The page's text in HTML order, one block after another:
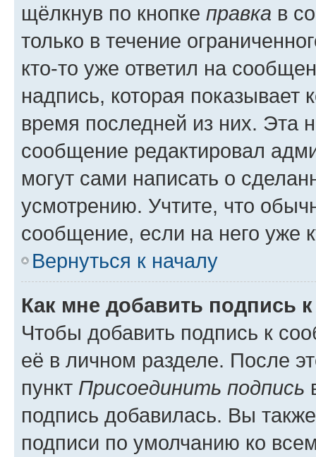
щёлкнув по кнопке правка в
только в течение
кто-то уже ответил на
надпись, которая показывает
время последней из них. Эта
сообщение редактировал
могут сами написать о
усмотрению. Учтите, что
сообщение, если на него уже
Вернуться к началу
Как мне добавить подпись
Чтобы добавить подпись к
её в личном разделе. После
пункт Присоединить подпись
подпись добавилась. Вы
подписи по умолчанию ко